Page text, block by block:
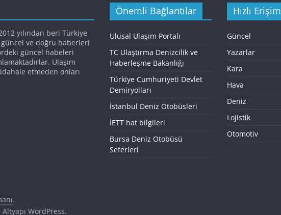
yılından beri Türkiye
ve doğru haberleri
güncel habeleri
Ulaşım
etmeden onları
Önemli Bağlantılar
Ulusal Ulaşım Portalı
TC Ulaştırma Denizcilik ve
Haberleşme Bakanlığı
Türkiye Cumhuriyeti Devlet
Demiryolları
İstanbul Deniz Otobüsleri
İETT hat bilgileri
Bursa Deniz Otobüsü
Seferleri
Hızlı Erişim
Güncel
Yazarlar
Kara
Hava
Deniz
Lojistik
Otomotiv
.
Altyapı WordPress.